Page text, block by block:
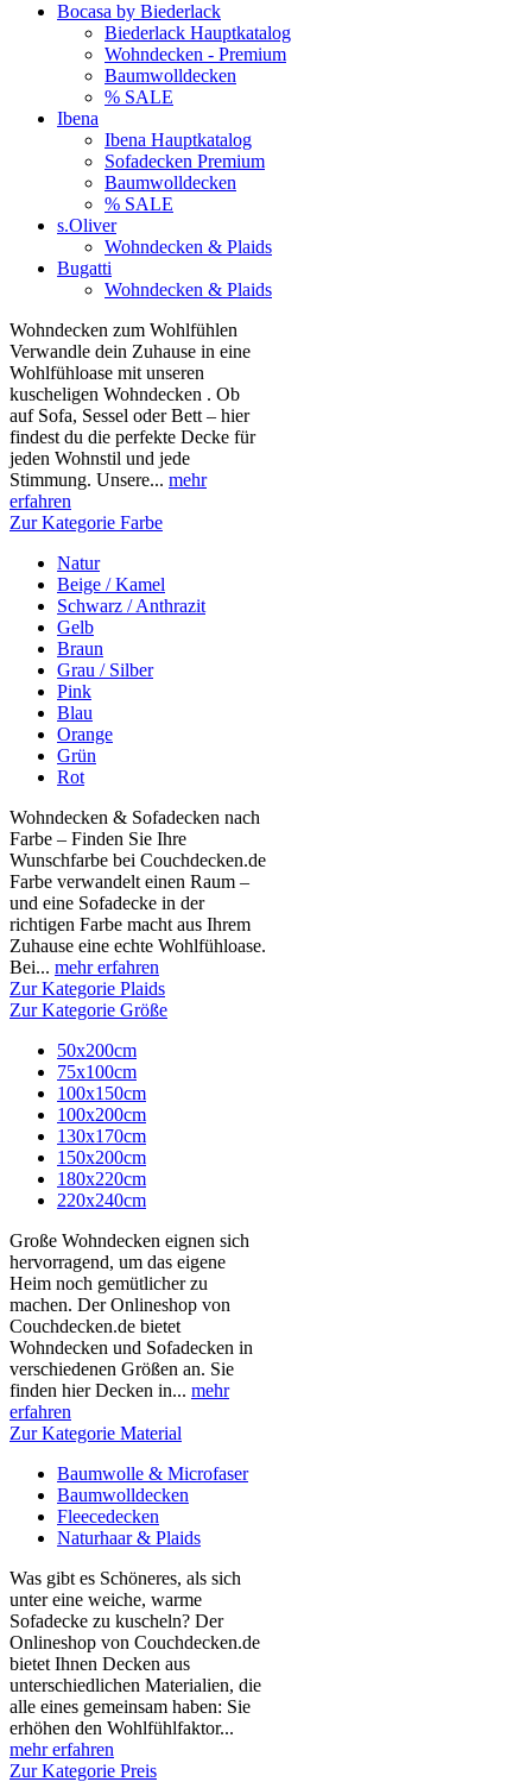
Bocasa by Biederlack
Biederlack Hauptkatalog
Wohndecken - Premium
Baumwolldecken
% SALE
Ibena
Ibena Hauptkatalog
Sofadecken Premium
Baumwolldecken
% SALE
s.Oliver
Wohndecken & Plaids
Bugatti
Wohndecken & Plaids
Wohndecken zum Wohlfühlen
Verwandle dein Zuhause in eine
Wohlfühloase mit unseren
kuscheligen Wohndecken . Ob
auf Sofa, Sessel oder Bett – hier
findest du die perfekte Decke für
jeden Wohnstil und jede
Stimmung. Unsere... mehr
erfahren
Zur Kategorie Farbe
Natur
Beige / Kamel
Schwarz / Anthrazit
Gelb
Braun
Grau / Silber
Pink
Blau
Orange
Grün
Rot
Wohndecken & Sofadecken nach
Farbe – Finden Sie Ihre
Wunschfarbe bei Couchdecken.de
Farbe verwandelt einen Raum –
und eine Sofadecke in der
richtigen Farbe macht aus Ihrem
Zuhause eine echte Wohlfühloase.
Bei... mehr erfahren
Zur Kategorie Plaids
Zur Kategorie Größe
50x200cm
75x100cm
100x150cm
100x200cm
130x170cm
150x200cm
180x220cm
220x240cm
Große Wohndecken eignen sich
hervorragend, um das eigene
Heim noch gemütlicher zu
machen. Der Onlineshop von
Couchdecken.de bietet
Wohndecken und Sofadecken in
verschiedenen Größen an. Sie
finden hier Decken in... mehr
erfahren
Zur Kategorie Material
Baumwolle & Microfaser
Baumwolldecken
Fleecedecken
Naturhaar & Plaids
Was gibt es Schöneres, als sich
unter eine weiche, warme
Sofadecke zu kuscheln? Der
Onlineshop von Couchdecken.de
bietet Ihnen Decken aus
unterschiedlichen Materialien, die
alle eines gemeinsam haben: Sie
erhöhen den Wohlfühlfaktor...
mehr erfahren
Zur Kategorie Preis